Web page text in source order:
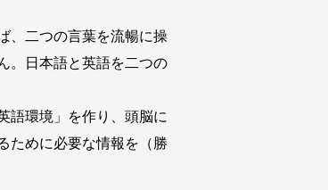
、二つの言葉を流暢に操
。日本語と英語を二つの
語環境」を作り、頭脳に
ために必要な情報を（勝